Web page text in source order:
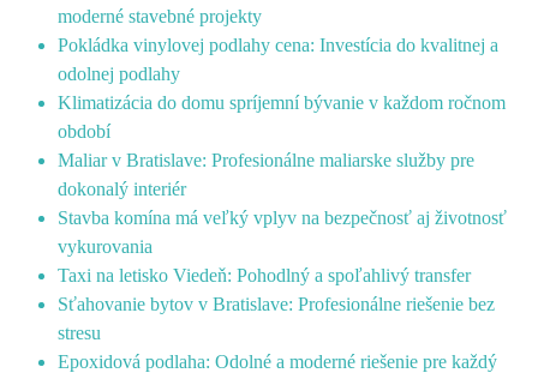
moderné stavebné projekty
Pokládka vinylovej podlahy cena: Investícia do kvalitnej a
odolnej podlahy
Klimatizácia do domu spríjemní bývanie v každom ročnom
období
Maliar v Bratislave: Profesionálne maliarske služby pre
dokonalý interiér
Stavba komína má veľký vplyv na bezpečnosť aj životnosť
vykurovania
Taxi na letisko Viedeň: Pohodlný a spoľahlivý transfer
Sťahovanie bytov v Bratislave: Profesionálne riešenie bez
stresu
Epoxidová podlaha: Odolné a moderné riešenie pre každý